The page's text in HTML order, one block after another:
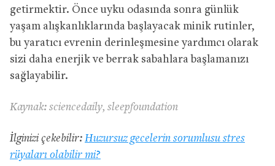
getirmektir. Önce uyku odasında sonra günlük
yaşam alışkanlıklarında başlayacak minik rutinler,
bu yaratıcı evrenin derinleşmesine yardımcı olarak
sizi daha enerjik ve berrak sabahlara başlamanızı
sağlayabilir.
Kaynak: sciencedaily, sleepfoundation
İlginizi çekebilir: Huzursuz gecelerin sorumlusu stres
rüyaları olabilir mi?